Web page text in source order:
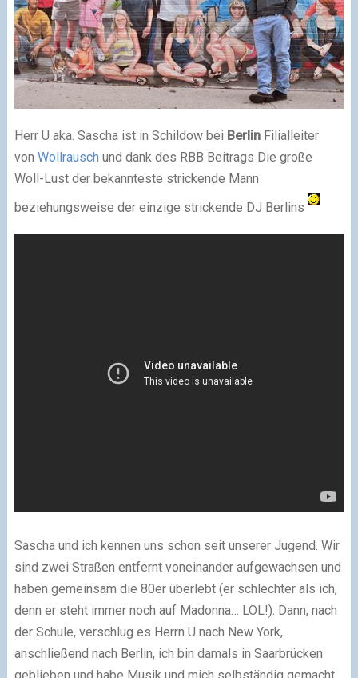
Herr U aka. Sascha ist in Schildow bei BerlinFilialleiter
von Wollrausch und dank des RBB Beitrags Die große
Woll-Lust der bekannteste strickende Mann
beziehungsweise der einzige strickende DJ Berlins
Sascha und ich kennen uns schon seit unserer Jugend. Wir
sind zwei Straßen entfernt voneinander aufgewachsen und
haben gemeinsam die 80er überlebt (er schlechter als ich,
denn er steht immer noch auf Madonna… LOL!). Dann, nach
der Schule, verschlug es Herrn U nach New York,
anschließend nach Berlin, ich bin damals in Saarbrücken